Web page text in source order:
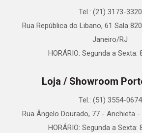
Tel.: (21) 3173-3320
Rua República do Libano, 61 Sala
Janeiro/RJ
HORÁRIO: Segunda a Sexta:
Loja / Showroom
Tel.: (51) 3554-0674
Rua Ângelo Dourado, 77 - Anchieta
HORÁRIO: Segunda a Sexta: